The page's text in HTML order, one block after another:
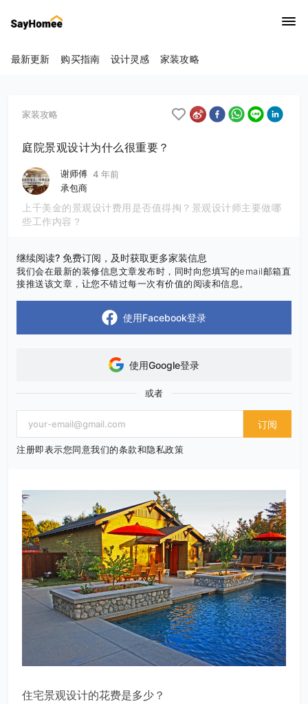
最新更新 购买指南 设计灵感 家装攻略
家装攻略
庭院景观设计为什么很重要？
谢师傅 4 年前
承包商
上千美金的景观设计费用是否值得掏？景观设计师主要做哪
些工作内容？
继续阅读? 免费订阅，及时获取更多家装信息
我们会在最新的装修信息文章发布时，同时向您填写的email邮箱直
接推送该文章，让您不错过每一次有价值的阅读和信息。
使用Facebook登录
使用Google登录
或者
订阅
注册即表示您同意我们的条款和隐私政策
住宅景观设计的花费是多少？